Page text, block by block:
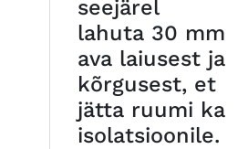
seejärel
lahuta 30 mm
ava laiusest ja
kõrgusest, et
jätta ruumi ka
isolatsioonile.